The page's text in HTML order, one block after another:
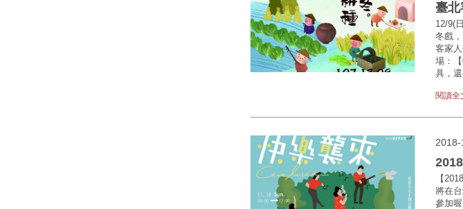
臺北
12/9(
冬戲
客家
場：
具，
閱讀全
2018-
【
將在
參加